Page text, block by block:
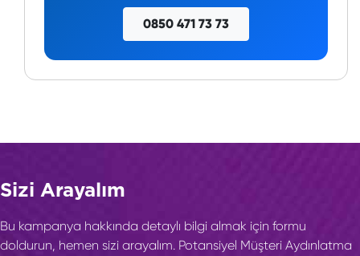
0850 471 73 73
Sizi Arayalım
Bu kampanya hakkında detaylı bilgi almak için formu
doldurun, hemen sizi arayalım. Potansiyel Müşteri Aydınlatma